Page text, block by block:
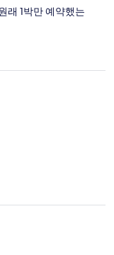
래 1박만 예약했는